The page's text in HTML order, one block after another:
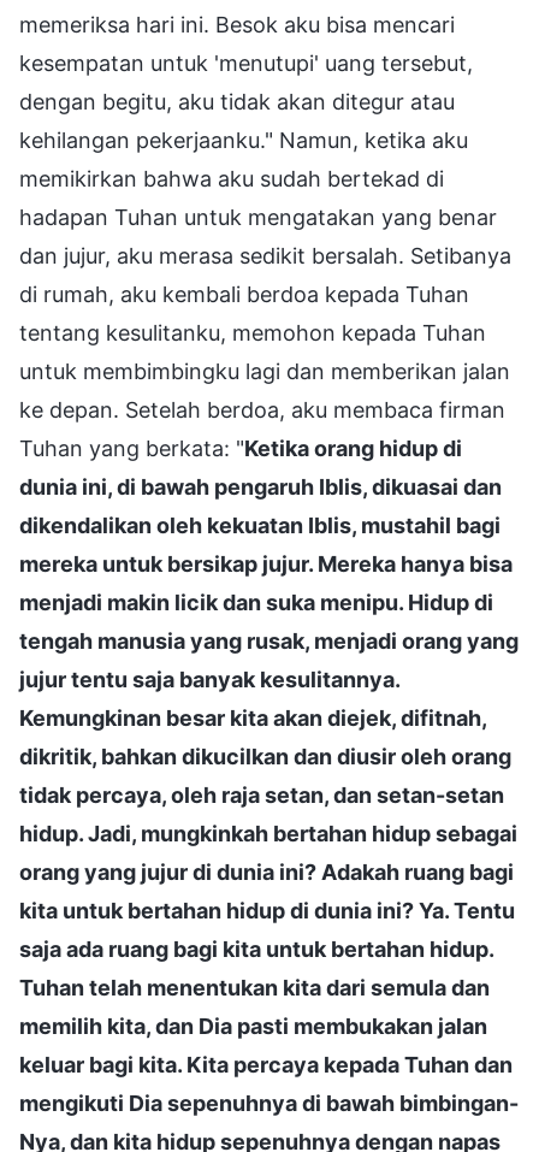
memeriksa hari ini. Besok aku bisa mencari
kesempatan untuk 'menutupi' uang tersebut,
dengan begitu, aku tidak akan ditegur atau
kehilangan pekerjaanku." Namun, ketika aku
memikirkan bahwa aku sudah bertekad di
hadapan Tuhan untuk mengatakan yang benar
dan jujur, aku merasa sedikit bersalah. Setibanya
di rumah, aku kembali berdoa kepada Tuhan
tentang kesulitanku, memohon kepada Tuhan
untuk membimbingku lagi dan memberikan jalan
ke depan. Setelah berdoa, aku membaca firman
Tuhan yang berkata: "Ketika orang hidup di
dunia ini, di bawah pengaruh Iblis, dikuasai dan
dikendalikan oleh kekuatan Iblis, mustahil bagi
mereka untuk bersikap jujur. Mereka hanya bisa
menjadi makin licik dan suka menipu. Hidup di
tengah manusia yang rusak, menjadi orang yang
jujur tentu saja banyak kesulitannya.
Kemungkinan besar kita akan diejek, difitnah,
dikritik, bahkan dikucilkan dan diusir oleh orang
tidak percaya, oleh raja setan, dan setan-setan
hidup. Jadi, mungkinkah bertahan hidup sebagai
orang yang jujur di dunia ini? Adakah ruang bagi
kita untuk bertahan hidup di dunia ini? Ya. Tentu
saja ada ruang bagi kita untuk bertahan hidup.
Tuhan telah menentukan kita dari semula dan
memilih kita, dan Dia pasti membukakan jalan
keluar bagi kita. Kita percaya kepada Tuhan dan
mengikuti Dia sepenuhnya di bawah bimbingan-
Nya, dan kita hidup sepenuhnya dengan napas